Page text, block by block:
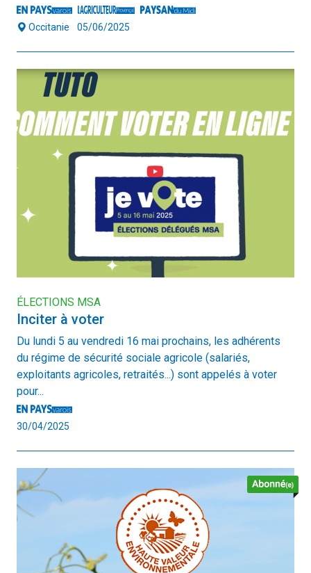
Occitanie 05/06/2025
ÉLECTIONS MSA
Inciter à voter
Du lundi 5 au vendredi 16 mai prochains, les adhérents
du régime de sécurité sociale agricole (salariés,
exploitants agricoles, retraités...) sont appelés à voter
pour...
30/04/2025